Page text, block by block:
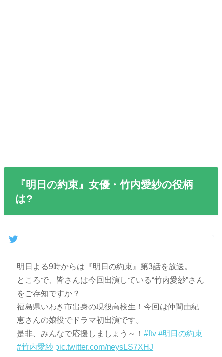
『明日の約束』女優・竹内愛紗の役柄
は?
明日よる9時からは『明日の約束』第3話を放送。
ところで、皆さんは今回出演している“竹内愛紗”さん
をご存知ですか？
福島県いわき市出身の現役高校生！今回は仲間由紀
恵さんの娘役でドラマ初出演です。
是非、みんなで応援しましょう～！#ftv #明日の約束
#竹内愛紗 pic.twitter.com/neysLS7XHJ